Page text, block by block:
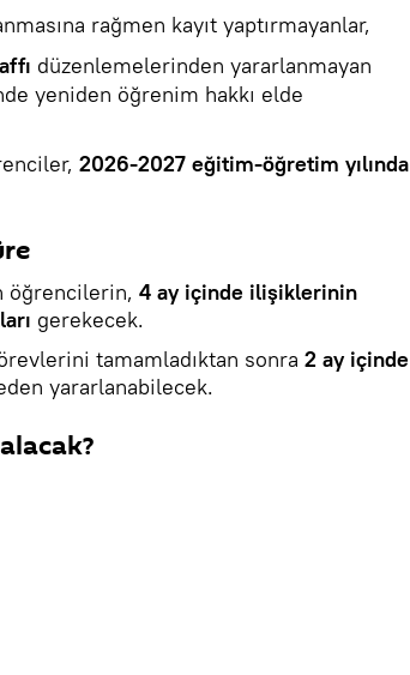
rağmen kayıt yaptırmayanlar,
düzenlemelerinden yararlanmayan
yeniden öğrenim hakkı elde
2026-2027 eğitim-öğretim yılında
öğrencilerin, 4 ay içinde ilişiklerinin
gerekecek.
tamamladıktan sonra 2 ay içinde
yararlanabilecek.